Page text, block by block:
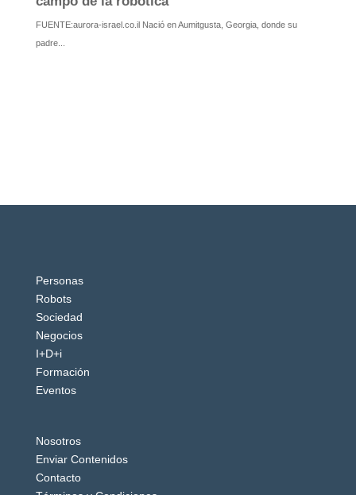
Personas
Robots
Sociedad
Negocios
I+D+i
Formación
Eventos
Nosotros
Enviar Contenidos
Contacto